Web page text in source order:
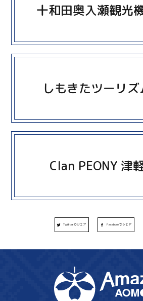
十和田奥入瀬観光
しもきたツーリズ
more
Clan PEONY 津
more
Twitterでシェア Facebookでシェア